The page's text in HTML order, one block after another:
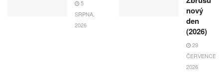
5
SRPNA,
2026
nový
den
(2026)
29
ČERVENCE,
2026